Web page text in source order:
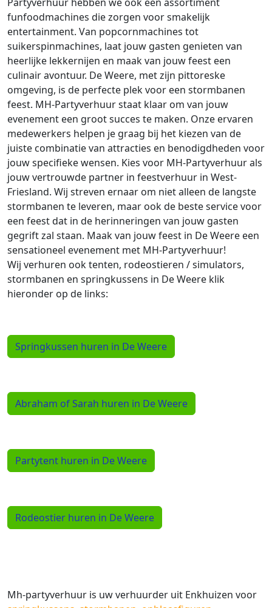
funfoodmachines die zorgen voor smakelijk
entertainment. Van popcornmachines tot
suikerspinmachines, laat jouw gasten genieten van
heerlijke lekkernijen en maak van jouw feest een
culinair avontuur. De Weere, met zijn pittoreske
omgeving, is de perfecte plek voor een stormbanen
feest. MH-Partyverhuur staat klaar om van jouw
evenement een groot succes te maken. Onze ervaren
medewerkers helpen je graag bij het kiezen van de
juiste combinatie van attracties en benodigdheden voor
jouw specifieke wensen. Kies voor MH-Partyverhuur als
jouw vertrouwde partner in feestverhuur in West-
Friesland. Wij streven ernaar om niet alleen de langste
stormbanen te leveren, maar ook de beste service voor
een feest dat in de herinneringen van jouw gasten
gegrift zal staan. Maak van jouw feest in De Weere een
sensationeel evenement met MH-Partyverhuur!
Wij verhuren ook tenten, rodeostieren / simulators,
stormbanen en springkussens in De Weere klik
hieronder op de links:
Springkussen huren in De Weere
Abraham of Sarah huren in De Weere
Partytent huren in De Weere
Rodeostier huren in De Weere
Mh-partyverhuur is uw verhuurder uit Enkhuizen voor